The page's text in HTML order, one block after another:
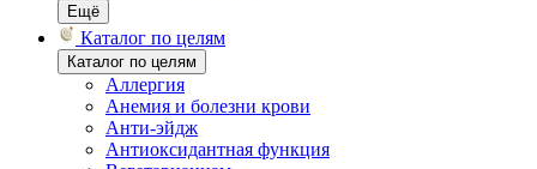
Ещё
Каталог по целям
Каталог по целям
Аллергия
Анемия и болезни крови
Анти-эйдж
Антиоксидантная функция